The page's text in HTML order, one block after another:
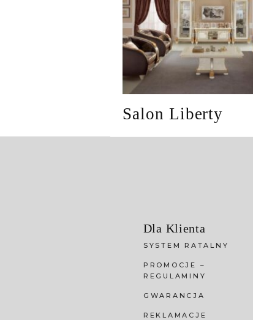
Salon Liberty
Dla Klienta
SYSTEM RATALNY
PROMOCJE –
REGULAMINY
GWARANCJA
REKLAMACJE